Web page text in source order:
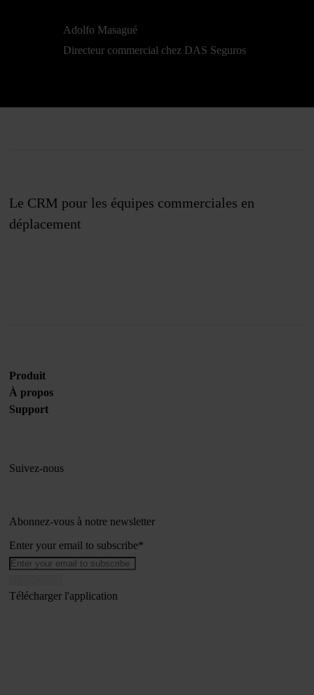
Adolfo Masagué
Directeur commercial chez DAS Seguros
Le CRM pour les équipes commerciales en
déplacement
Produit
À propos
Support
Suivez-nous
Abonnez-vous à notre newsletter
Enter your email to subscribe*
Télécharger l'application